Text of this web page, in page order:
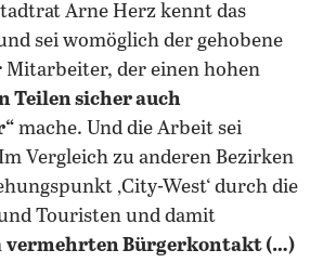
Arne Herz kennt das
sei womöglich der gehobene
der einen hohen
Teilen sicher auch
mache. Und die Arbeit sei
Vergleich zu anderen Bezirken
‚City-West‘ durch die
Touristen und damit
vermehrten Bürgerkontakt (…)